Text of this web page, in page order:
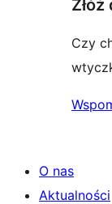
Czy
O nas
Aktualności